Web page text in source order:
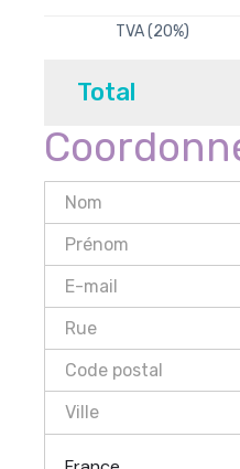
TVA (20%)
Total